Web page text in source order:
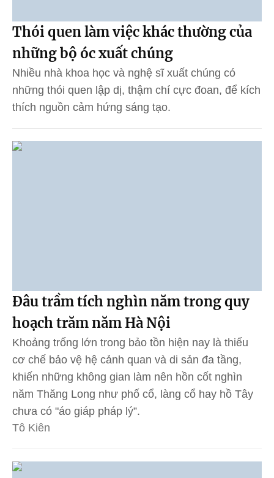
Thói quen làm việc khác thường của
những bộ óc xuất chúng
Nhiều nhà khoa học và nghệ sĩ xuất chúng có
những thói quen lập dị, thậm chí cực đoan, để kích
thích nguồn cảm hứng sáng tạo.
Đâu trầm tích nghìn năm trong quy
hoạch trăm năm Hà Nội
Khoảng trống lớn trong bảo tồn hiện nay là thiếu
cơ chế bảo vệ hệ cảnh quan và di sản đa tầng,
khiến những không gian làm nên hồn cốt nghìn
năm Thăng Long như phố cổ, làng cổ hay hồ Tây
chưa có "áo giáp pháp lý”.
Tô Kiên